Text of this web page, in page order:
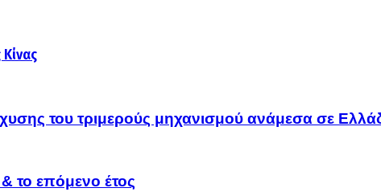
του τριμερούς μηχανισμού ανάμεσα σε
το επόμενο έτος